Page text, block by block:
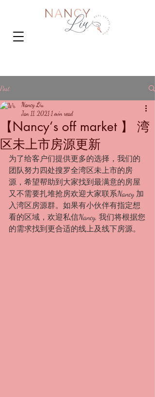
Post
【Nancy‘s off market 】 湾
区未上市房源更新
Nancy Liu
Jan 11, 2021 1 min read
为了给客户们提供更多的选择，我们的
团队努力四处搜罗全湾区未上市的房
源，希望帮助到大家找到最满意的房屋
又不需要扎堆抢房欢迎大家联系Nancy 加
入湾区房源群。如果有小伙伴有指定想
看的区域，欢迎私信Nancy, 我们将根据您
的需求找到更合适的线上及线下房源。